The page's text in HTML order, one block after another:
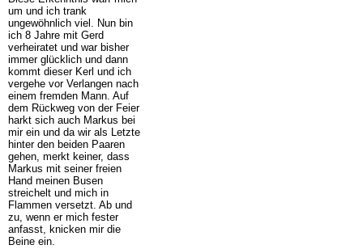
um und ich trank
ungewöhnlich viel. Nun bin
ich 8 Jahre mit Gerd
verheiratet und war bisher
immer glücklich und dann
kommt dieser Kerl und ich
vergehe vor Verlangen nach
einem fremden Mann. Auf
dem Rückweg von der Feier
harkt sich auch Markus bei
mir ein und da wir als Letzte
hinter den beiden Paaren
gehen, merkt keiner, dass
Markus mit seiner freien
Hand meinen Busen
streichelt und mich in
Flammen versetzt. Ab und
zu, wenn er mich fester
anfasst, knicken mir die
Beine ein.